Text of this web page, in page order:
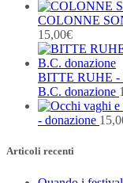
COLONNE
15,00€
BITTE RUHE -
B.C. donazione
- donazione
Articoli recenti